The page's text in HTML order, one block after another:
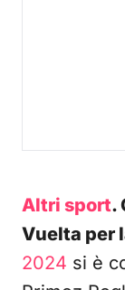
Altri sport.
Vuelta per
2024 si è